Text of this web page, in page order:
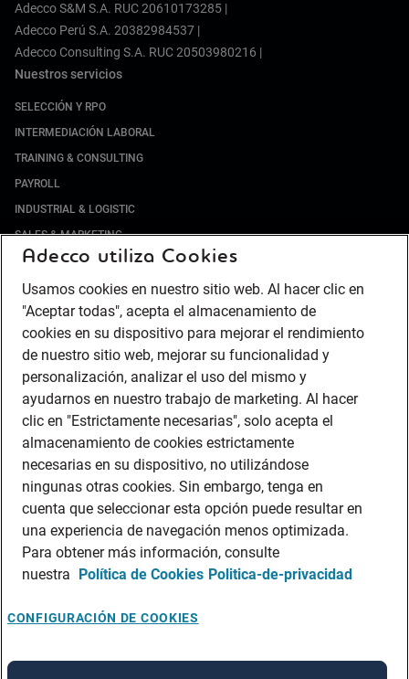
Adecco S&M S.A. RUC 20610173285 |
Adecco Perú S.A. 20382984537 |
Adecco Consulting S.A. RUC 20503980216 |
Nuestros servicios
SELECCIÓN Y RPO
INTERMEDIACIÓN LABORAL
TRAINING & CONSULTING
PAYROLL
INDUSTRIAL & LOGISTIC
SALES & MARKETING
MINERIA
BPO
FACILITY MANAGEMENT
Servicio a Candidatos
ADECCO EMPLEO
POLITICA SSOMA
ALCANCE DEL SISTEMA DE GESTION AMBIENTAL - ADECCO CONSULTING
SA
POLÍTICA DE CALIDAD ADECCO
ALCANCE DEL SISTEMA DE GESTIÓN DE SEGURIDAD Y SALUD
OCUPACIONAL
Contacto
CONSULTAS GENERALES: ADECCOTEESCUCHA.PERU@ADECCO.COM
CONSULTAS DE CANDIDATOS: CANDIDATOS.PERU@ADECCO.COM
Adecco utiliza Cookies
Usamos cookies en nuestro sitio web. Al hacer clic en
"Aceptar todas", acepta el almacenamiento de
cookies en su dispositivo para mejorar el rendimiento
de nuestro sitio web, mejorar su funcionalidad y
personalización, analizar el uso del mismo y
ayudarnos en nuestro trabajo de marketing. Al hacer
clic en "Estrictamente necesarias", solo acepta el
almacenamiento de cookies estrictamente
necesarias en su dispositivo, no utilizándose
ningunas otras cookies. Sin embargo, tenga en
cuenta que seleccionar esta opción puede resultar en
una experiencia de navegación menos optimizada.
Para obtener más información, consulte
nuestra Política de Cookies Politica-de-privacidad
CONFIGURACIÓN DE COOKIES